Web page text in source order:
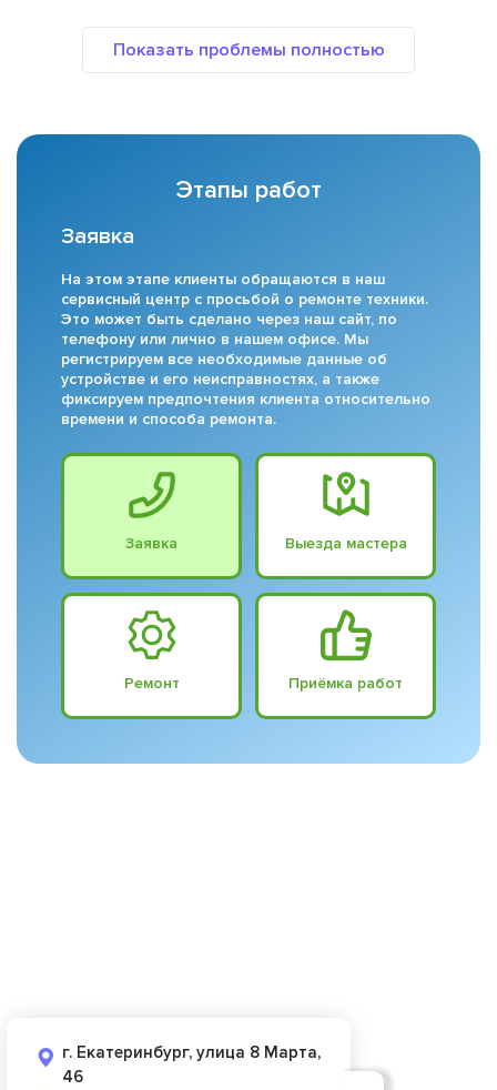
Этапы работ
Заявка
На этом этапе клиенты обращаются в наш
сервисный центр с просьбой о ремонте техники.
Это может быть сделано через наш сайт, по
телефону или лично в нашем офисе. Мы
регистрируем все необходимые данные об
устройстве и его неисправностях, а также
фиксируем предпочтения клиента относительно
времени и способа ремонта.
Заявка Выезда мастера
Ремонт Приёмка работ
г. Екатеринбург, улица 8 Марта,
46